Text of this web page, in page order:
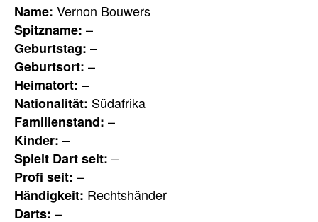
Name: Vernon Bouwers
Spitzname: –
Geburtstag: –
Geburtsort: –
Heimatort: –
Nationalität: Südafrika
Familienstand: –
Kinder: –
Spielt Dart seit: –
Profi seit: –
Händigkeit: Rechtshänder
Darts: –